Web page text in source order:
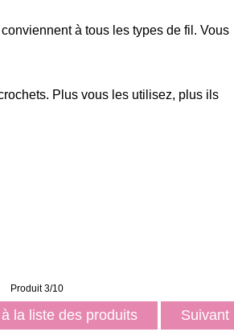
à tous les types de fil. Vous
Plus vous les utilisez, plus ils
Produit 3/10
la liste des produits Suivant